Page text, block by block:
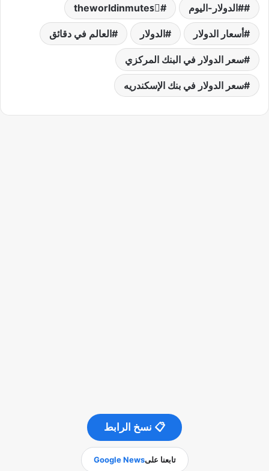
#الدولار-اليوم theworldinmutesً
أسعار الدولار الدولار العالم في دقائق
سعر الدولار في البنك المركزي
سعر الدولار في بنك الإسكندريه
📋 نسخ الرابط
تابعنا علىGoogle News